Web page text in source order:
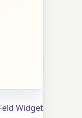
Widget